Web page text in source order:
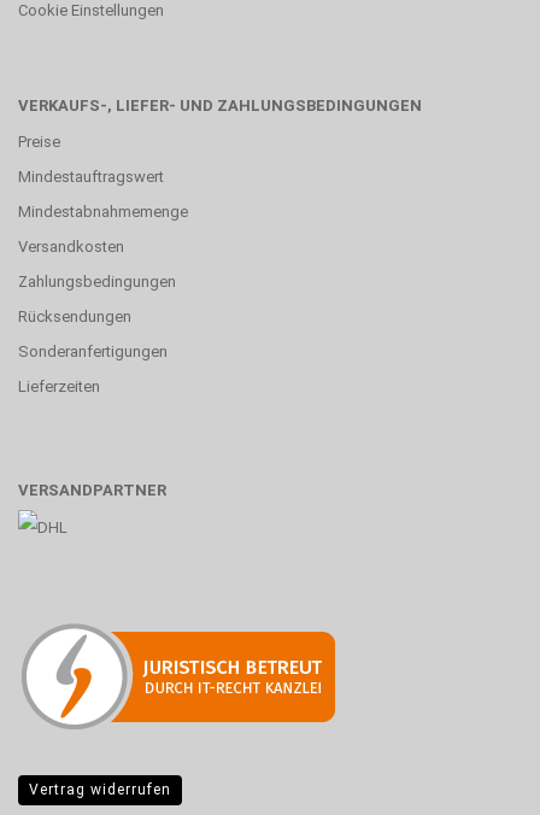
Cookie Einstellungen
VERKAUFS-, LIEFER- UND ZAHLUNGSBEDINGUNGEN
Preise
Mindestauftragswert
Mindestabnahmemenge
Versandkosten
Zahlungsbedingungen
Rücksendungen
Sonderanfertigungen
Lieferzeiten
VERSANDPARTNER
Vertrag widerrufen